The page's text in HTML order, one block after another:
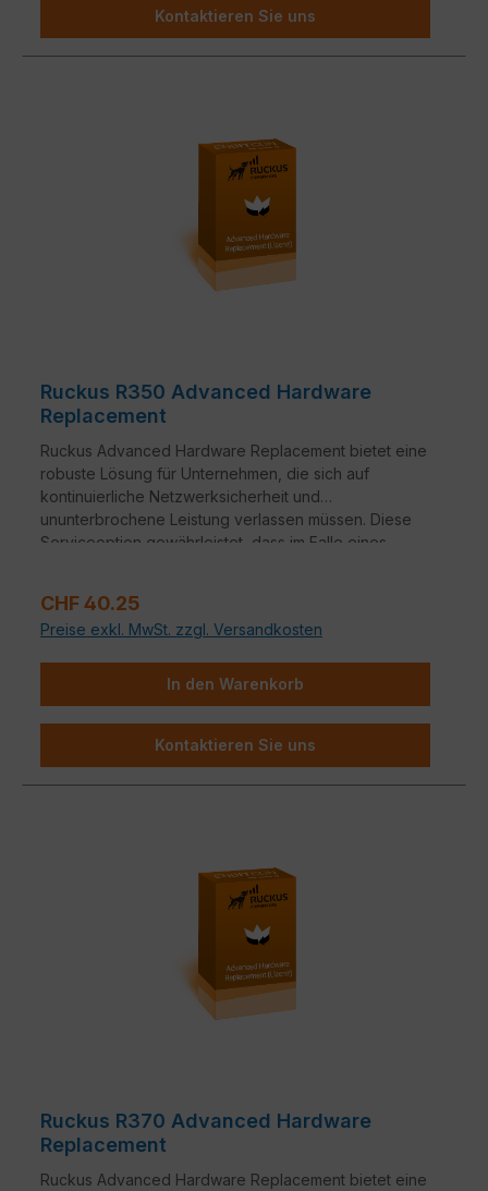
Kontaktieren Sie uns
Ruckus R350 Advanced Hardware
Replacement
Ruckus Advanced Hardware Replacement bietet eine
robuste Lösung für Unternehmen, die sich auf
kontinuierliche Netzwerksicherheit und
ununterbrochene Leistung verlassen müssen. Diese
Serviceoption gewährleistet, dass im Falle eines
Verkaufspreis:
CHF 40.25
Preise exkl. MwSt. zzgl. Versandkosten
In den Warenkorb
Kontaktieren Sie uns
Ruckus R370 Advanced Hardware
Replacement
Ruckus Advanced Hardware Replacement bietet eine